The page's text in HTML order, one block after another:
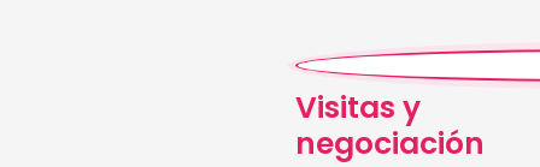
Visitas y
negociación